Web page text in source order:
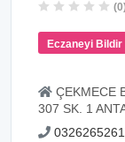
Eczaneyi Bildir
ÇEKMECE
307 SK. 1